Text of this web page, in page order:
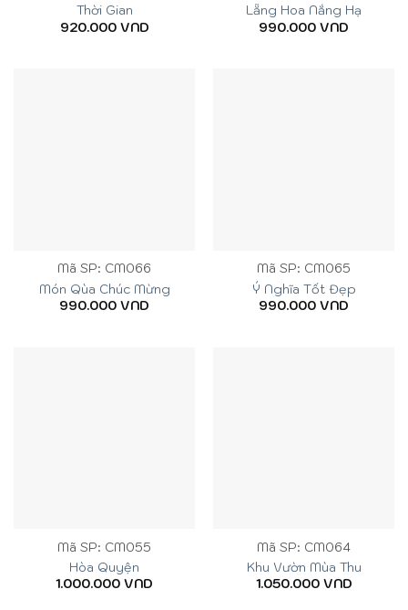
Thời Gian
920.000VND
Lẵng Hoa Nắng Hạ
990.000 VND
Mã SP: CM066
Món Qùa Chúc Mừng
990.000 VND
Mã SP: CM065
Ý Nghĩa Tốt Đẹp
990.000 VND
Mã SP: CM055
Hòa Quyện
1.000.000 VND
Mã SP: CM064
Khu Vườn Mùa Thu
1.050.000VND